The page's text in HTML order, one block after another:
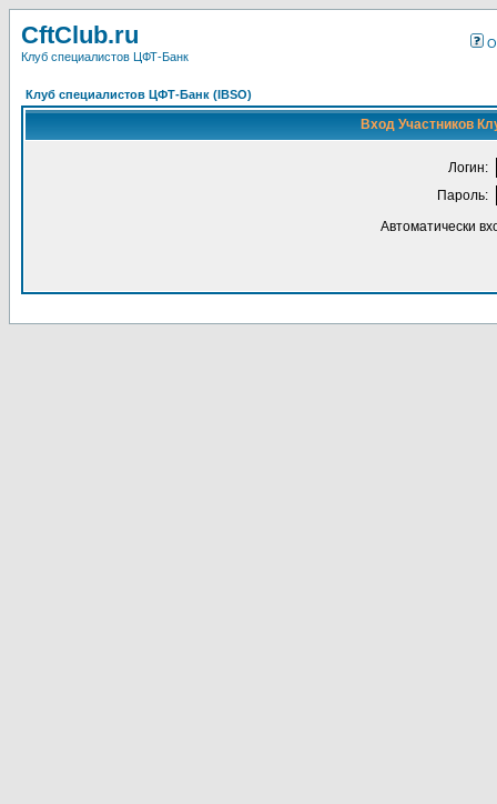
CftClub.ru
Клуб специалистов ЦФТ-Банк
О
Клуб специалистов ЦФТ-Банк (IBSO)
Вход Участников
Логин:
Пароль:
Автоматически